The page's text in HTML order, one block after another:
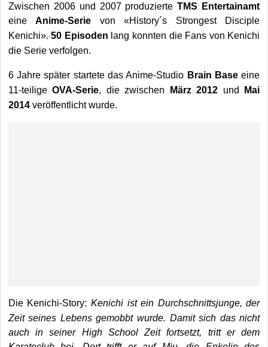
Zwischen 2006 und 2007 produzierteTMS Entertainamt
eineAnime-Serie von«History´s Strongest Disciple
Kenichi».50 Episoden lang konnten die Fans von Kenichi
die Serie verfolgen.
6 Jahre später startete das Anime-Studio Brain Baseeine
11-teiligeOVA-Serie, die zwischen März 2012 und
Mai
2014veröffentlicht wurde.
Die Kenichi-Story: Kenichi ist ein Durchschnittsjunge, der
Zeit seines Lebens gemobbt wurde. Damit sich das nicht
auch in seiner High School Zeit fortsetzt, tritt er dem